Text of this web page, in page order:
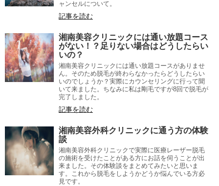
ャンセルについて。
記事を読む
湘南美容クリニックには通い放題コース
がない！？足りない場合はどうしたらい
いの？
湘南美容クリニックには通い放題コースがありませ
ん。そのため脱毛が終わらなかったらどうしたらい
いのでしょうか？実際にカウンセリングに行って聞
いて来ました。ちなみに私は剛毛ですが8回で脱毛が
完了しました。
記事を読む
湘南美容外科クリニックに通う方の体験
談
湘南美容外科クリニックで実際に医療レーザー脱毛
の施術を受けたことがある方にお話を伺うことが出
来ました。その体験談をまとめてみたいと思いま
す。これから脱毛をしようかどうか悩んでいる方必
見です。